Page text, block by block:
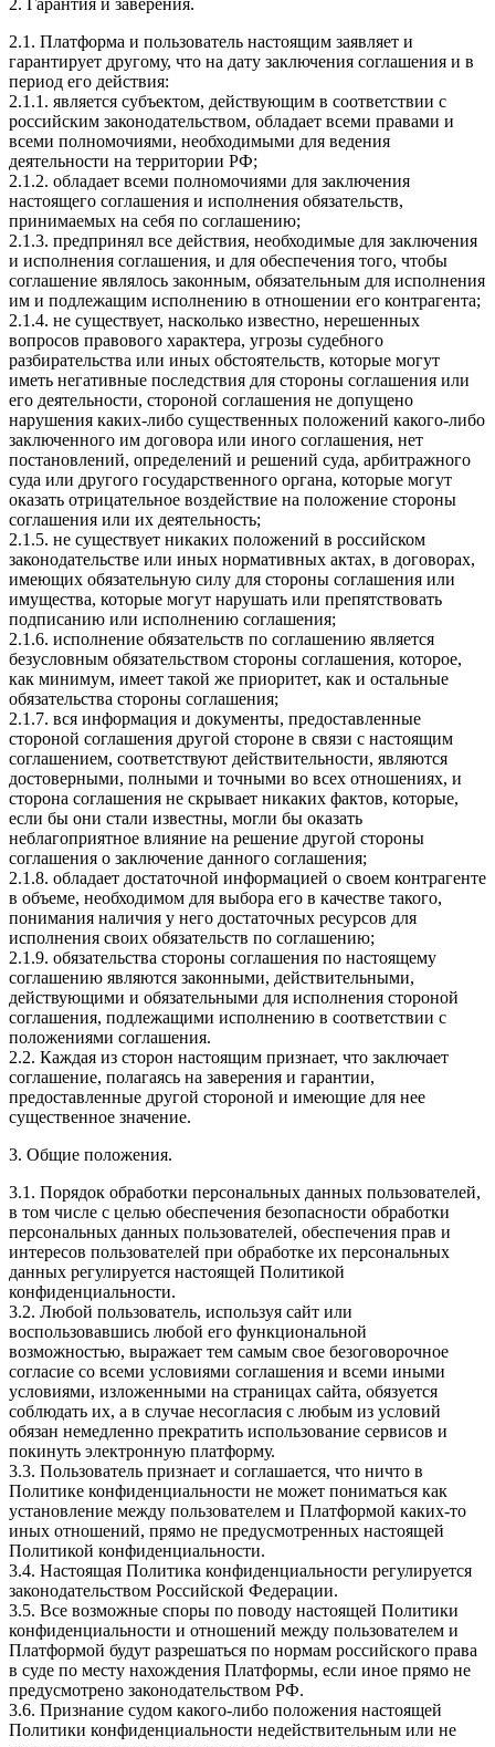
2. Гарантия и заверения.
2.1. Платформа и пользователь настоящим заявляет и
гарантирует другому, что на дату заключения соглашения и в
период его действия:
2.1.1. является субъектом, действующим в соответствии с
российским законодательством, обладает всеми правами и
всеми полномочиями, необходимыми для ведения
деятельности на территории РФ;
2.1.2. обладает всеми полномочиями для заключения
настоящего соглашения и исполнения обязательств,
принимаемых на себя по соглашению;
2.1.3. предпринял все действия, необходимые для заключения
и исполнения соглашения, и для обеспечения того, чтобы
соглашение являлось законным, обязательным для исполнения
им и подлежащим исполнению в отношении его контрагента;
2.1.4. не существует, насколько известно, нерешенных
вопросов правового характера, угрозы судебного
разбирательства или иных обстоятельств, которые могут
иметь негативные последствия для стороны соглашения или
его деятельности, стороной соглашения не допущено
нарушения каких-либо существенных положений какого-либо
заключенного им договора или иного соглашения, нет
постановлений, определений и решений суда, арбитражного
суда или другого государственного органа, которые могут
оказать отрицательное воздействие на положение стороны
соглашения или их деятельность;
2.1.5. не существует никаких положений в российском
законодательстве или иных нормативных актах, в договорах,
имеющих обязательную силу для стороны соглашения или
имущества, которые могут нарушать или препятствовать
подписанию или исполнению соглашения;
2.1.6. исполнение обязательств по соглашению является
безусловным обязательством стороны соглашения, которое,
как минимум, имеет такой же приоритет, как и остальные
обязательства стороны соглашения;
2.1.7. вся информация и документы, предоставленные
стороной соглашения другой стороне в связи с настоящим
соглашением, соответствуют действительности, являются
достоверными, полными и точными во всех отношениях, и
сторона соглашения не скрывает никаких фактов, которые,
если бы они стали известны, могли бы оказать
неблагоприятное влияние на решение другой стороны
соглашения о заключение данного соглашения;
2.1.8. обладает достаточной информацией о своем контрагенте
в объеме, необходимом для выбора его в качестве такого,
понимания наличия у него достаточных ресурсов для
исполнения своих обязательств по соглашению;
2.1.9. обязательства стороны соглашения по настоящему
соглашению являются законными, действительными,
действующими и обязательными для исполнения стороной
соглашения, подлежащими исполнению в соответствии с
положениями соглашения.
2.2. Каждая из сторон настоящим признает, что заключает
соглашение, полагаясь на заверения и гарантии,
предоставленные другой стороной и имеющие для нее
существенное значение.
3. Общие положения.
3.1. Порядок обработки персональных данных пользователей,
в том числе с целью обеспечения безопасности обработки
персональных данных пользователей, обеспечения прав и
интересов пользователей при обработке их персональных
данных регулируется настоящей Политикой
конфиденциальности.
3.2. Любой пользователь, используя сайт или
воспользовавшись любой его функциональной
возможностью, выражает тем самым свое безоговорочное
согласие со всеми условиями соглашения и всеми иными
условиями, изложенными на страницах сайта, обязуется
соблюдать их, а в случае несогласия с любым из условий
обязан немедленно прекратить использование сервисов и
покинуть электронную платформу.
3.3. Пользователь признает и соглашается, что ничто в
Политике конфиденциальности не может пониматься как
установление между пользователем и Платформой каких-то
иных отношений, прямо не предусмотренных настоящей
Политикой конфиденциальности.
3.4. Настоящая Политика конфиденциальности регулируется
законодательством Российской Федерации.
3.5. Все возможные споры по поводу настоящей Политики
конфиденциальности и отношений между пользователем и
Платформой будут разрешаться по нормам российского права
в суде по месту нахождения Платформы, если иное прямо не
предусмотрено законодательством РФ.
3.6. Признание судом какого-либо положения настоящей
Политики конфиденциальности недействительным или не